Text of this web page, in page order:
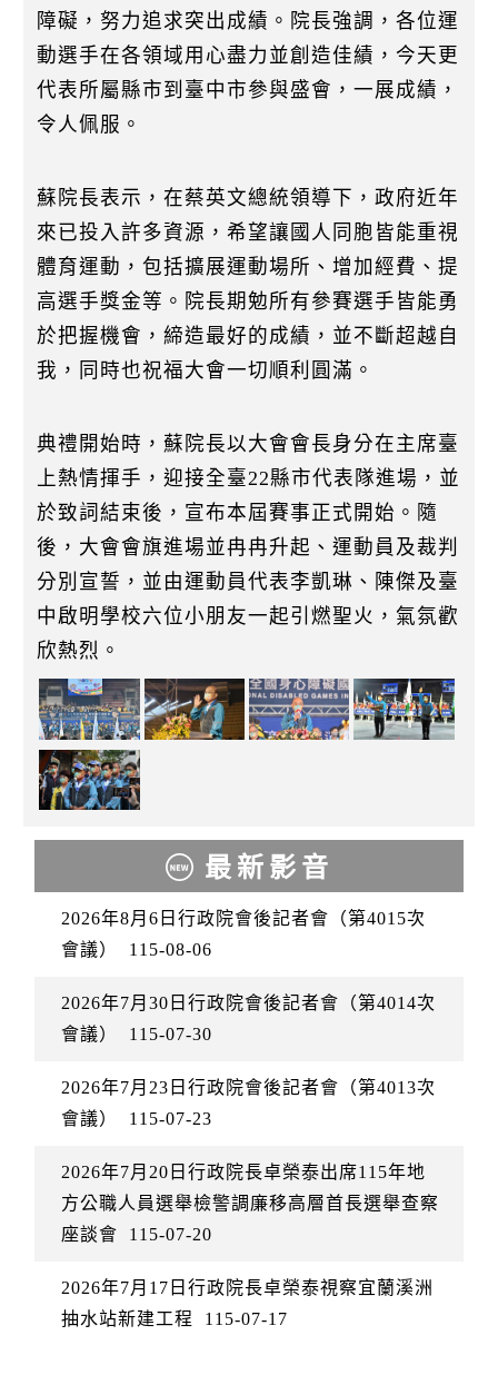
障礙，努力追求突出成績。院長強調，各位運
動選手在各領域用心盡力並創造佳績，今天更
代表所屬縣市到臺中市參與盛會，一展成績，
令人佩服。
蘇院長表示，在蔡英文總統領導下，政府近年
來已投入許多資源，希望讓國人同胞皆能重視
體育運動，包括擴展運動場所、增加經費、提
高選手獎金等。院長期勉所有參賽選手皆能勇
於把握機會，締造最好的成績，並不斷超越自
我，同時也祝福大會一切順利圓滿。
典禮開始時，蘇院長以大會會長身分在主席臺
上熱情揮手，迎接全臺22縣市代表隊進場，並
於致詞結束後，宣布本屆賽事正式開始。隨
後，大會會旗進場並冉冉升起、運動員及裁判
分別宣誓，並由運動員代表李凱琳、陳傑及臺
中啟明學校六位小朋友一起引燃聖火，氣氛歡
欣熱烈。
最新影音
2026年8月6日行政院會後記者會（第4015次
會議）
115-08-06
2026年7月30日行政院會後記者會（第4014次
會議）
115-07-30
2026年7月23日行政院會後記者會（第4013次
會議）
115-07-23
2026年7月20日行政院長卓榮泰出席115年地
方公職人員選舉檢警調廉移高層首長選舉查察
座談會
115-07-20
2026年7月17日行政院長卓榮泰視察宜蘭溪洲
抽水站新建工程
115-07-17